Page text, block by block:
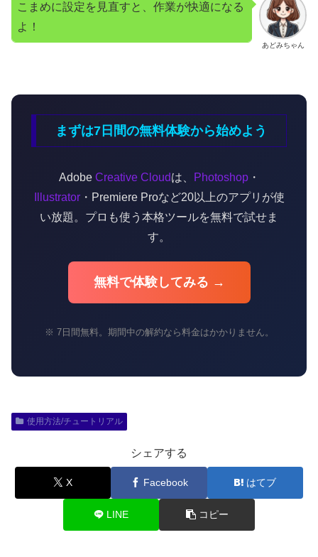
あどみちゃん
こまめに設定を見直すと、作業が快適になる
よ！
まずは7日間の無料体験から始めよう
Adobe Creative Cloudは、 Photoshop・
Illustrator・Premiere Proなど20以上のアプリが使
い放題。プロも使う本格ツールを無料で試せま
す。
無料で体験してみる →
※ 7日間無料。期間中の解約なら料金はかかりません。
使用方法/チュートリアル
シェアする
X Facebook はてブ
LINE コピー